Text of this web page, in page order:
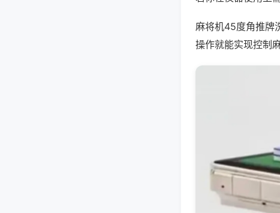
麻将机45度角推牌
操作就能实现控制